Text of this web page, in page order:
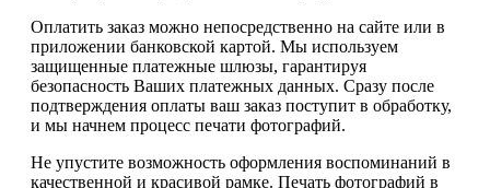
Оплатить заказ можно непосредственно на сайте или в
приложении банковской картой. Мы используем
защищенные платежные шлюзы, гарантируя
безопасность Ваших платежных данных. Сразу после
подтверждения оплаты ваш заказ поступит в обработку,
и мы начнем процесс печати фотографий.
Не упустите возможность оформления воспоминаний в
качественной и красивой рамке. Печать фотографий в